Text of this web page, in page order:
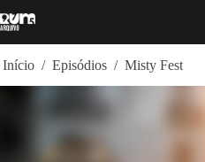
para
Início / Episódios / Misty Fest